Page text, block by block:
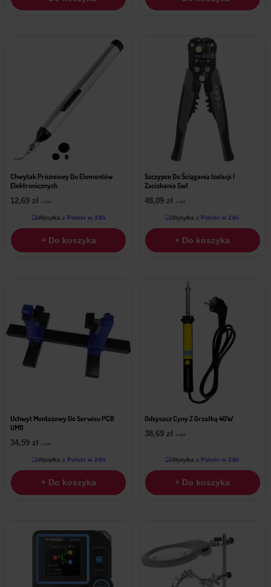
Chwytak Próżniowy Do Elementów
Elektronicznych
12,69 zł z VAT
Wysyłka z Polski w 24h
+ Do koszyka
Szczypce Do Ściągania Izolacji I
Zaciskania 5w1
48,09 zł z VAT
Wysyłka z Polski w 24h
+ Do koszyka
Uchwyt Montażowy Do Serwisu PCB
UM11
34,59 zł z VAT
Wysyłka z Polski w 24h
+ Do koszyka
Odsysacz Cyny Z Grzałką 40W
38,69 zł z VAT
Wysyłka z Polski w 24h
+ Do koszyka